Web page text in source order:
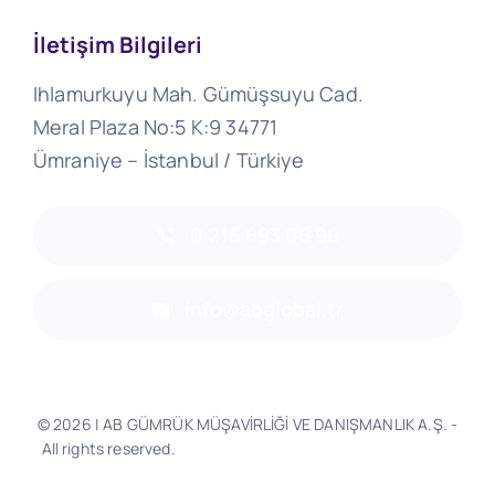
İletişim Bilgileri
Ihlamurkuyu Mah. Gümüşsuyu Cad.
Meral Plaza No:5 K:9 34771
Ümraniye – İstanbul / Türkiye
© 2026 | AB GÜMRÜK MÜŞAVİRLİĞİ VE DANIŞMANLIK A.Ş. -
All rights reserved.